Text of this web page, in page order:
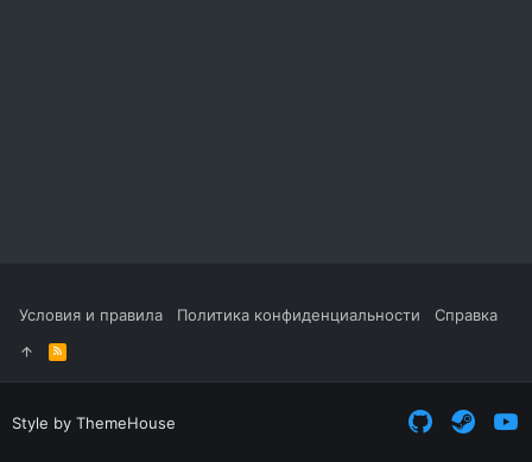
Условия и правила Политика конфиденциальности Справка
R
S
S
Style by ThemeHouse